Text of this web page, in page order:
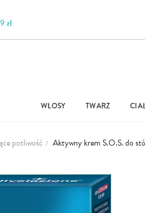
zł
WŁOSY TWARZ
potliwość Aktywny krem S.O.S. do